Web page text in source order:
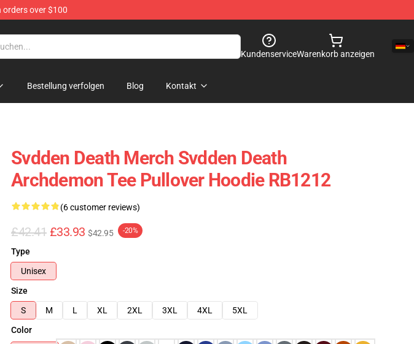
orders over $100
KundenserviceWarenkorb anzeigen
Bestellung verfolgen Blog Kontakt
Svdden Death Merch Svdden Death
Archdemon Tee Pullover Hoodie RB1212
(6 customer reviews)
£42.41 £33.93 $42.95 -20%
Type
Unisex
Size
S
M L XL 2XL 3XL 4XL
5XL
Color